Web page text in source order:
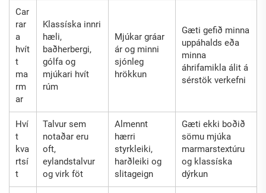
Car
rar
a
hvít
t
ma
rm
ar
Klassíska innri
hæli,
baðherbergi,
gólfa og
mjúkari hvít
rúm
Mjúkar gráar
ár og minni
sjónleg
hrökkun
Gæti gefið minna
uppáhalds eða
minna
áhrifamikla álit á
sérstök verkefni
Hví
t
kva
rtsí
t
Talvur sem
notaðar eru
oft,
eylandstalvur
og virk föt
Almennt
hærri
styrkleiki,
harðleiki og
slitageign
Gæti ekki boðið
sömu mjúka
marmarstextúru
og klassíska
dýrkun